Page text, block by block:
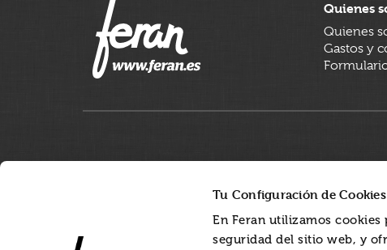
Tu Configuración de Cookies
En Feran utilizamos
seguridad del sitio web, y
Quienes
Quienes
Gastos y